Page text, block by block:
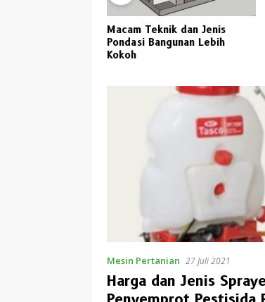
Macam Teknik dan Jenis
Pondasi Bangunan Lebih
Kokoh
Mesin Pertanian 27 Juli 2021
Harga dan Jenis